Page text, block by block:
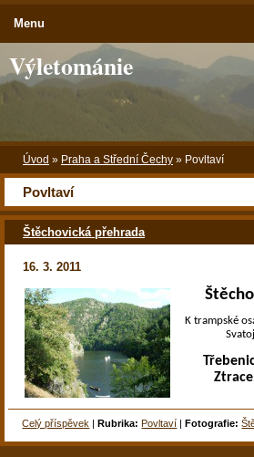
Výletománie
Úvod » Praha a Střední Čechy » Povltaví
Povltaví
Štěchovická přehrada
16. 3. 2011
K trampské
Celý příspěvek |Rubrika: Povltaví |Fotografie:
Menu